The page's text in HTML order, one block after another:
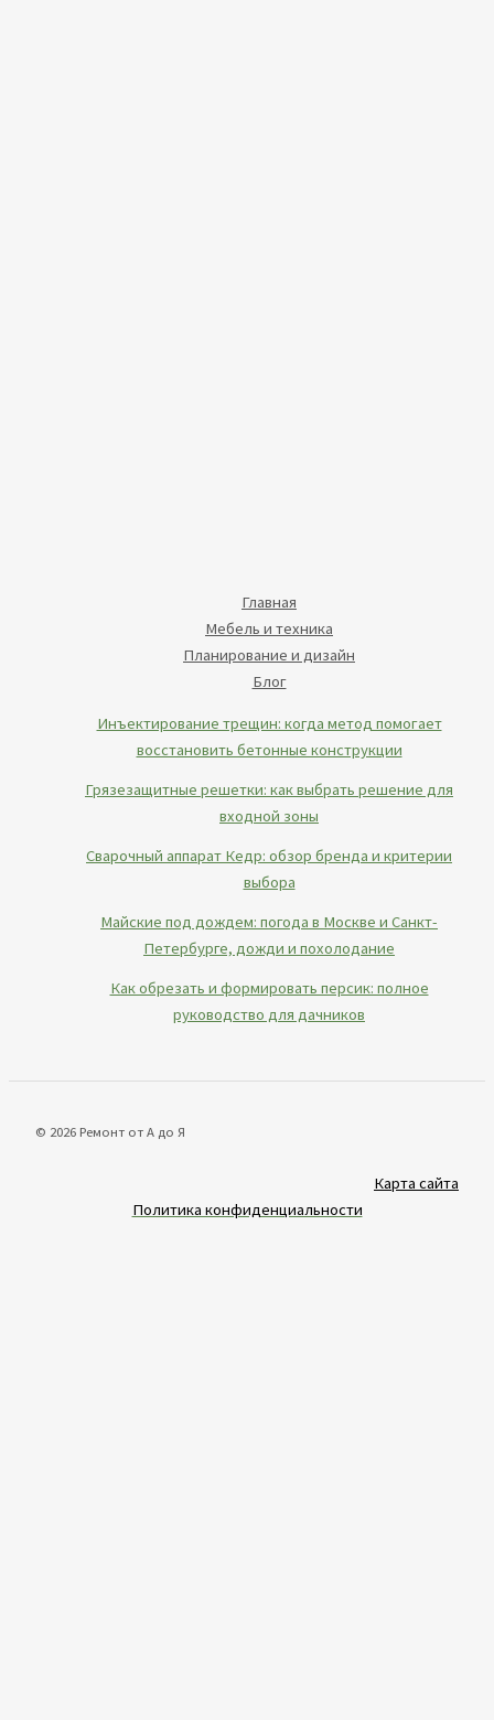
Главная
Мебель и техника
Планирование и дизайн
Блог
Инъектирование трещин: когда метод помогает
восстановить бетонные конструкции
Грязезащитные решетки: как выбрать решение для
входной зоны
Сварочный аппарат Кедр: обзор бренда и критерии
выбора
Майские под дождем: погода в Москве и Санкт-
Петербурге, дожди и похолодание
Как обрезать и формировать персик: полное
руководство для дачников
© 2026 Ремонт от А до Я
Карта сайта
Политика конфиденциальности